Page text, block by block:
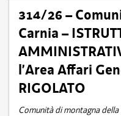
314/26 –
Carnia –
l’Area Affari
RIGOLATO
Comunità di montagna della